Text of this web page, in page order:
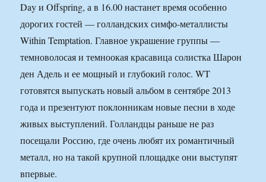
Day и Offspring, а в 16.00 настанет время особенно
дорогих гостей — голландских симфо-металлисты
Within Temptation. Главное украшение группы —
темноволосая и темноокая красавица солистка Шарон
ден Адель и ее мощный и глубокий голос. WT
готовятся выпускать новый альбом в сентябре 2013
года и презентуют поклонникам новые песни в ходе
живых выступлений. Голландцы раньше не раз
посещали Россию, где очень любят их романтичный
металл, но на такой крупной площадке они выступят
впервые.